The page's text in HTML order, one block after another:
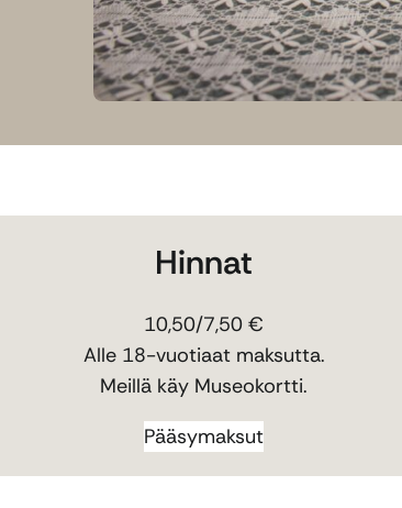
Hinnat
10,50/7,50 €
Alle 18-vuotiaat maksutta.
Meillä käy Museokortti.
Pääsymaksut